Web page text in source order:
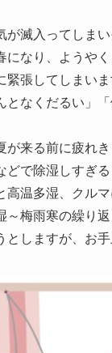
が滅入ってしまい
になり、ようや
張してしまいま
となくだるい」
来る前に疲れ
で除湿しすぎ
温多湿、クルマ
～梅雨寒の繰り
しますが、お手